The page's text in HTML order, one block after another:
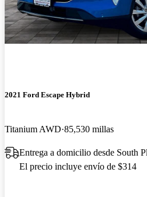
2021 Ford Escape Hybrid
Titanium AWD 85,530 millas
Entrega a domicilio desde South
El precio incluye envío de $314